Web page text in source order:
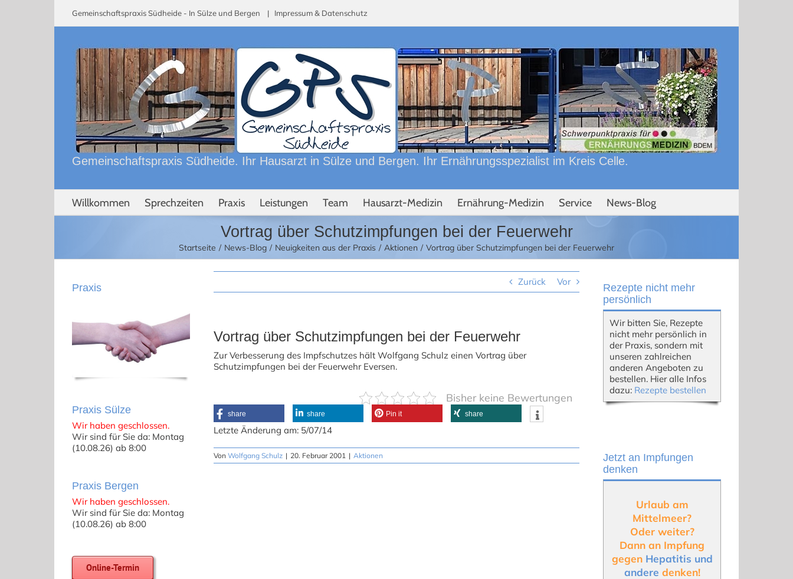
Gemeinschaftspraxis Südheide - In Sülze und Bergen | Impressum & Datenschutz
Gemeinschaftspraxis Südheide. Ihr Hausarzt in Sülze und Bergen. Ihr Ernährungsspezialist im Kreis Celle.
Willkommen Sprechzeiten Praxis Leistungen Team Hausarzt-Medizin Ernährung-Medizin Service News-Blog
Vortrag über Schutzimpfungen bei der Feuerwehr
Startseite News-Blog Neuigkeiten aus der Praxis Aktionen Vortrag über Schutzimpfungen bei der Feuerwehr
Zurück Vor
Vortrag über Schutzimpfungen bei der Feuerwehr
Zur Verbesserung des Impfschutzes hält Wolfgang Schulz einen Vortrag über
Schutzimpfungen bei der Feuerwehr Eversen.
Bisher keine Bewertungen
share share Pin it share
Letzte Änderung am: 5/07/14
Von Wolfgang Schulz | 20. Februar 2001 | Aktionen
Praxis
Praxis Sülze
Wir haben geschlossen.
Wir sind für Sie da: Montag
(10.08.26) ab 8:00
Praxis Bergen
Wir haben geschlossen.
Wir sind für Sie da: Montag
(10.08.26) ab 8:00
Online-Termin
Rezepte nicht mehr
persönlich
Wir bitten Sie, Rezepte
nicht mehr persönlich in
der Praxis, sondern mit
unseren zahlreichen
anderen Angeboten zu
bestellen. Hier alle Infos
dazu: Rezepte bestellen
Jetzt an Impfungen
denken
Urlaub am
Mittelmeer?
Oder weiter?
Dann an Impfung
gegen Hepatitis und
andere denken!